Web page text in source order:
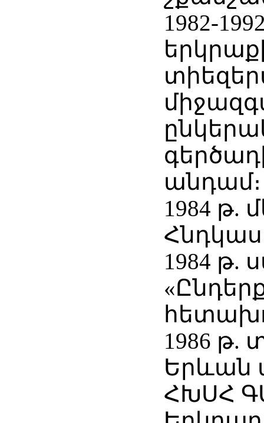
1982-
անդամ։
1984 թ.
1984 թ.
1986 թ.
Երևան
ՀԽՍՀ